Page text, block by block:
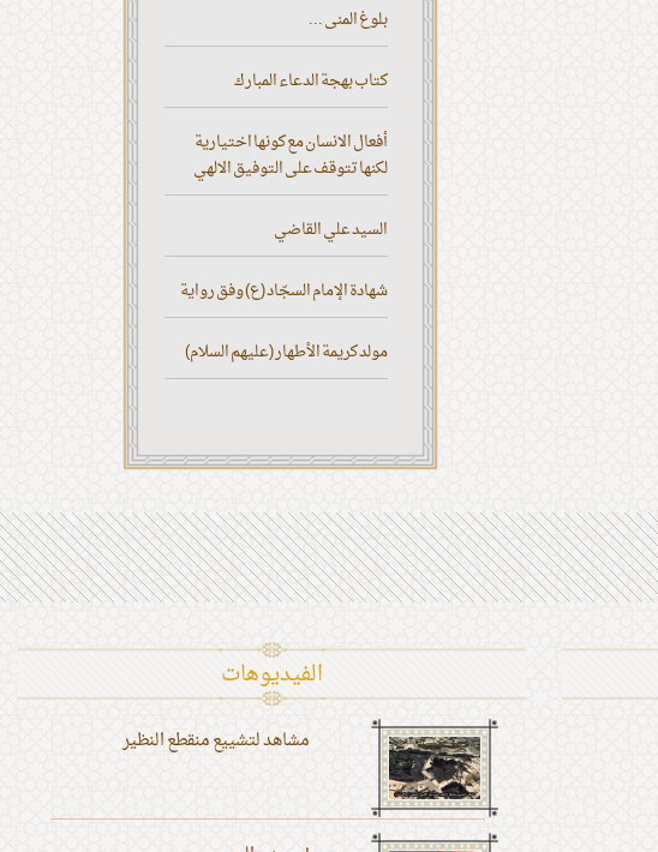
بلوغ المنى ...
كتاب بهجة الدعاء المبارك
أفعال الانسان مع كونها اختيارية
لكنها تتوقف على التوفيق الالهي
السيد علي القاضي
شهادة الإمام السجّاد (ع) وفق رواية
مولد كريمة الأطهار (عليهم السلام)
الفیدیوهات
مشاهد لتشييع منقطع النظير